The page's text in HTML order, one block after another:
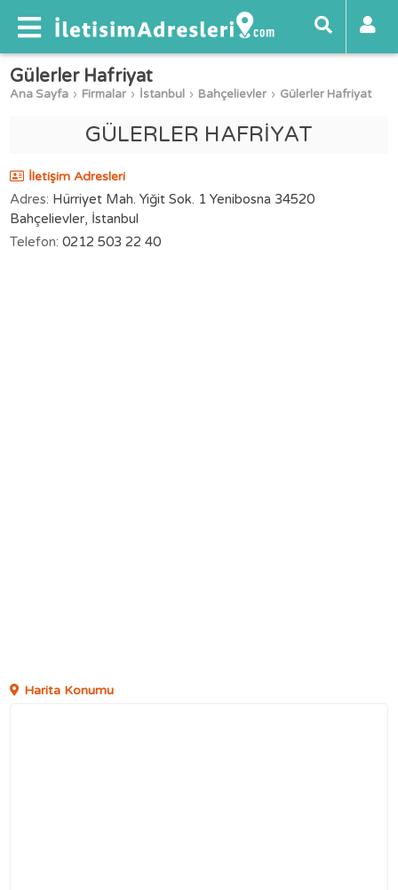
Gülerler Hafriyat
Ana Sayfa Firmalar İstanbul Bahçelievler Gülerler Hafriyat
GÜLERLER HAFRİYAT
İletişim Adresleri
Adres: Hürriyet Mah. Yiğit Sok. 1 Yenibosna 34520
Bahçelievler, İstanbul
Telefon: 0212 503 22 40
Harita Konumu